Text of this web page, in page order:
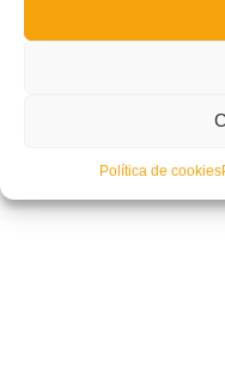
Política de cookies